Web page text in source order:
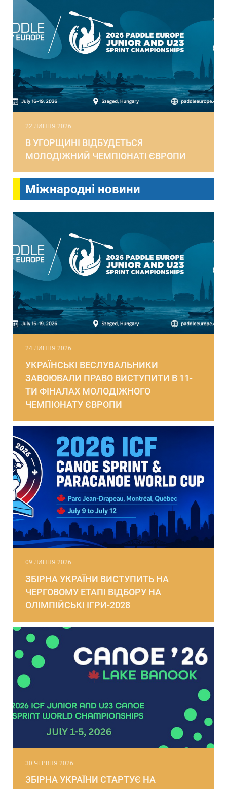
22 ЛИПНЯ 2026
В УГОРЩИНІ ВІДБУДЕТЬСЯ
МОЛОДІЖНИЙ ЧЕМПІОНАТІ ЄВРОПИ
Міжнародні новини
24 ЛИПНЯ 2026
УКРАЇНСЬКІ ВЕСЛУВАЛЬНИКИ
ЗАВОЮВАЛИ ПРАВО ВИСТУПИТИ В 11-
ТИ ФІНАЛАХ МОЛОДІЖНОГО
ЧЕМПІОНАТУ ЄВРОПИ
09 ЛИПНЯ 2026
ЗБІРНА УКРАЇНИ ВИСТУПИТЬ НА
ЧЕРГОВОМУ ЕТАПІ ВІДБОРУ НА
ОЛІМПІЙСЬКІ ІГРИ-2028
30 ЧЕРВНЯ 2026
ЗБІРНА УКРАЇНИ СТАРТУЄ НА